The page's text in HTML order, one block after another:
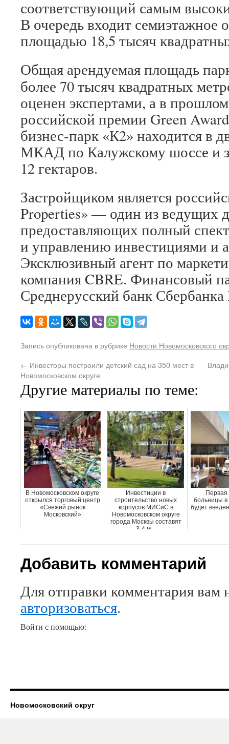
соответствующий самым
В очередь входит семиэтажное
площадью 18,5 тысяч
Общая арендуемая площадь
более 70 тысяч квадратных
оценен экспертами, а в
российской премии Green
бизнес-парк «К2» находится в
МКАД по Калужскому шоссе и
12 гектаров.
Застройщиком является
Properties» — один из ведущих
предоставляющих полный
и управлению инвестициями и
Эксклюзивный агент по
компания CBRE. Финансовый
Среднерусский банк Сбербанка
Запись опубликована в рубрике Новости Новомосковского
← Инвесторы построили детский сад на 350 мест в
Новомосковском округе
Другие материалы по теме:
В Новомосковском округе
открылся торговый центр
«Свежий рынок
Московский»
Инвестиции в
строительство новых
корпусов МИСиС в
Новомосковском округе
города Москвы составят
3-4 м...
Первая
больницы в
будет
Добавить комментарий
Для отправки комментария вам
авторизоваться.
Войти с помощью:
Новомосковский округ